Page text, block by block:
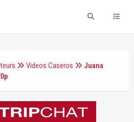
Videos Caseros
Juana